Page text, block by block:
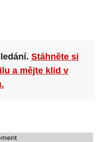
Stáhněte si
a mějte klid v